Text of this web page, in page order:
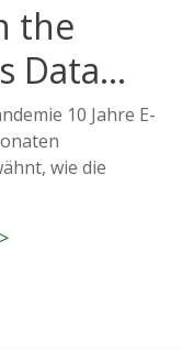
the
Data
10 Jahre E-
wie die